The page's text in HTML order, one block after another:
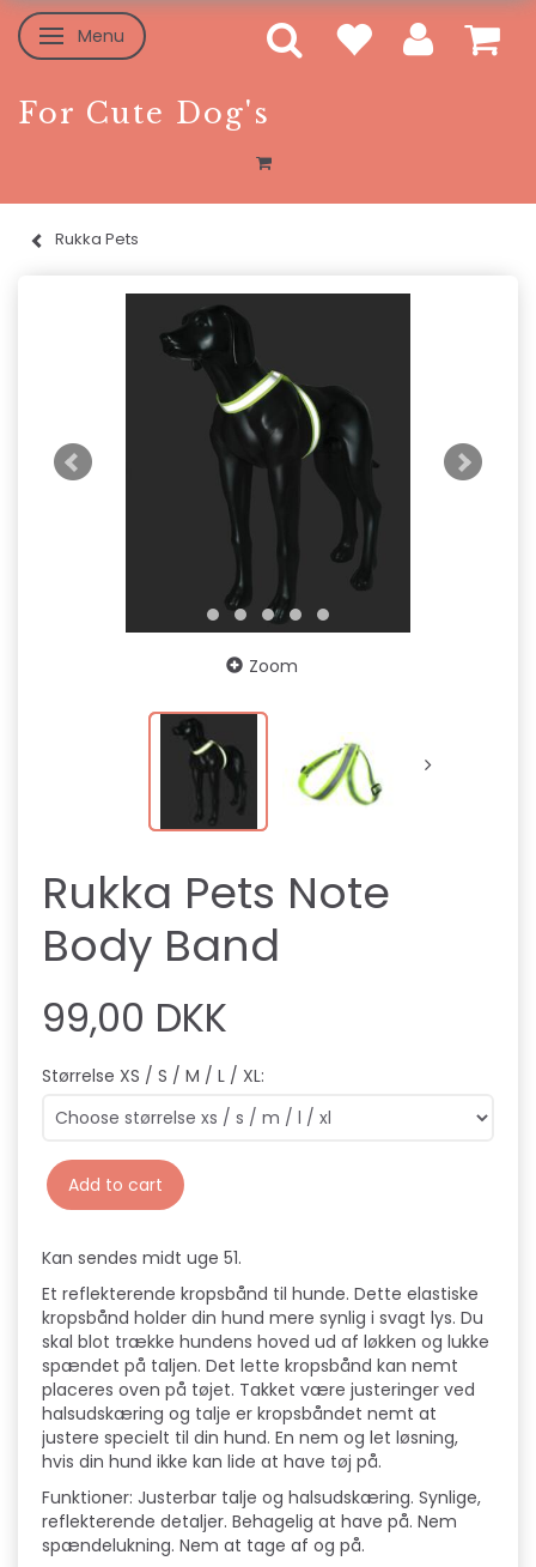
Toggle navigation
Menu
For Cute Dog's
Rukka Pets
Zoom
Rukka Pets Note
Body Band
99,00 DKK
Størrelse XS / S / M / L / XL:
Add to cart
Kan sendes midt uge 51.
Et reflekterende kropsbånd til hunde. Dette elastiske
kropsbånd holder din hund mere synlig i svagt lys. Du
skal blot trække hundens hoved ud af løkken og lukke
spændet på taljen. Det lette kropsbånd kan nemt
placeres oven på tøjet. Takket være justeringer ved
halsudskæring og talje er kropsbåndet nemt at
justere specielt til din hund. En nem og let løsning,
hvis din hund ikke kan lide at have tøj på.
Funktioner: Justerbar talje og halsudskæring. Synlige,
reflekterende detaljer. Behagelig at have på. Nem
spændelukning. Nem at tage af og på.